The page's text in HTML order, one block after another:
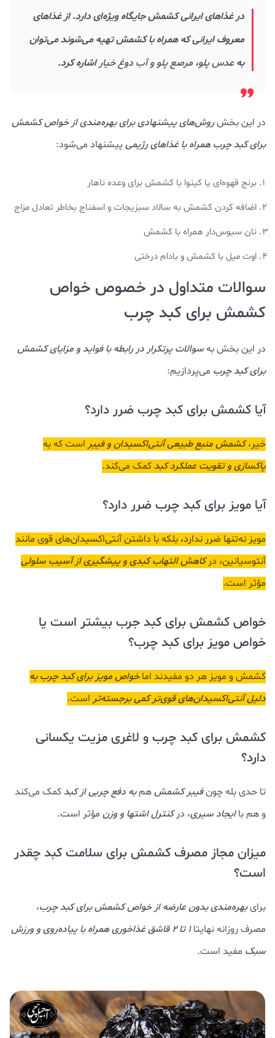
در غذاهای ایرانی کشمش جایگاه ویژه‌ای دارد. از غذاهای
معروف ایرانی که همراه با کشمش تهیه می‌شوند می‌توان
بهعدس پلو، مرصع پلو و آب دوغ خیاراشاره کرد.
در این بخشروش‌های پیشنهادی برای بهره‌مندی از خواص کشمش
برای کبد چرب همراه با غذاهای رژیمی پیشنهاد می‌شود:
برنج قهوه‌ای یا کینوا با کشمش برای وعده ناهار
اضافه کردن کشمش به سالاد سبزیجات و اسفناج بخاطر تعادل مزاج
نان سبوس‌دار همراه با کشمش
اوت میل با کشمش و بادام درختی
سوالات متداول در خصوص خواص
کشمش برای کبد چرب
در این بخش بهسوالات پرتکرار در رابطه با فواید و مزایای کشمش
برای کبد چرب می‌پردازیم:
آیا کشمش برای کبد چرب ضرر دارد؟
خیر،کشمش منبع طبیعی آنتی‌اکسیدان و فیبر است که به
پاکسازی و تقویت عملکرد کبدکمک می‌کند.
آیا مویز برای کبد چرب ضرر دارد؟
مویز نه‌تنها ضرر ندارد، بلکه با داشتن آنتی‌اکسیدان‌های قوی مانند
آنتوسیانین، درکاهش التهاب کبدی و پیشگیری از آسیب سلولی
مؤثر است.
خواص کشمش برای کبد جرب بیشتر است یا
خواص مویز برای کبد چرب؟
کشمش و مویز هر دو مفیدند اماخواص مویز برای کبد چرب به
دلیل آنتی‌اکسیدان‌های قوی‌تر کمی برجسته‌تر است.
کشمش برای کبد چرب و لاغری مزیت یکسانی
دارد؟
تا حدی بله چونفیبر کشمشهمبه دفع چربی از کبدکمک می‌کند
و هم باایجاد سیری، درکنترل اشتها و وزن مؤثر است.
میزان مجاز مصرف کشمش برای سلامت کبد چقدر
است؟
برایبهره‌مندی بدون عارضه از خواص کشمش برای کبد چرب،
مصرف روزانه نهایتا
1 تا 2 قاشق غذاخوری همراه با پیاده‌روی و ورزش
سبک مفید است.